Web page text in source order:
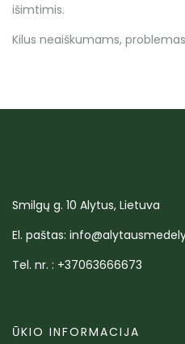
išimtimis.
Kilus neaiškumams,
Smilgų g. 10 Alytus, Lietuva
El. paštas:
Tel. nr. : +37063666673
ŪKIO INFORMACIJA